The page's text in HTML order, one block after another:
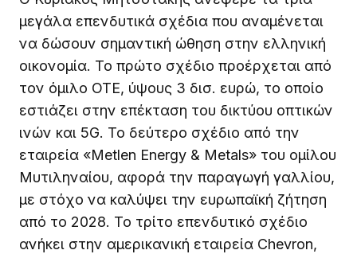
μεγάλα επενδυτικά σχέδια που αναμένεται
να δώσουν σημαντική ώθηση στην ελληνική
οικονομία. Το πρώτο σχέδιο προέρχεται από
τον όμιλο ΟΤΕ, ύψους 3 δισ. ευρώ, το οποίο
εστιάζει στην επέκταση του δικτύου οπτικών
ινών και 5G. Το δεύτερο σχέδιο από την
εταιρεία «Metlen Energy & Metals» του ομίλου
Μυτιληναίου, αφορά την παραγωγή γαλλίου,
με στόχο να καλύψει την ευρωπαϊκή ζήτηση
από το 2028. Το τρίτο επενδυτικό σχέδιο
ανήκει στην αμερικανική εταιρεία Chevron,